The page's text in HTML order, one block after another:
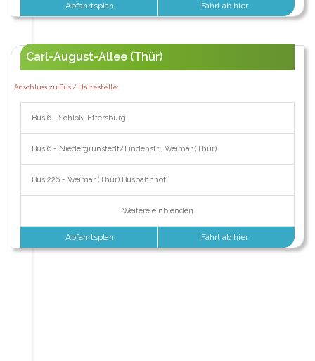
Abfahrtsplan Fahrt ab hier
Carl-August-Allee (Thür)
Anschluss zu Bus / Haltestelle:
Bus 6 - Schloß, Ettersburg
Bus 6 - Niedergrunstedt/Lindenstr., Weimar (Thür)
Bus 226 - Weimar (Thür) Busbahnhof
Weitere einblenden
Abfahrtsplan Fahrt ab hier